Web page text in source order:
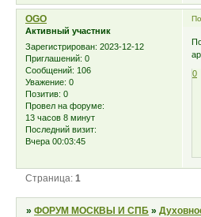
OGO
Активный участник
Зарегистрирован: 2023-12-12
Приглашений: 0
Сообщений: 106
Уважение: 0
Позитив: 0
Провел на форуме:
13 часов 8 минут
Последний визит:
Вчера 00:03:45
0
Страница:1
»ФОРУМ МОСКВЫ И СПБ »